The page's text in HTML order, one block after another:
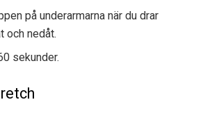
på underarmarna när du drar
och nedåt.
sekunder.